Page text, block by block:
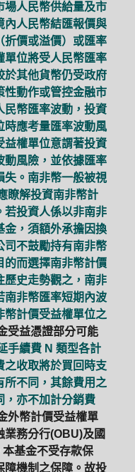
場人民幣供給量及市
內人民幣結匯報價與
折價或溢價）或匯率
單位將受人民幣匯率
於其他貨幣仍受政府
性動作或管控金融市
民幣匯率波動，投資
時應考量匯率波動風
益權單位意謂著投資
動風險，並依據匯率
失。南非幣一般被視
瞭解投資南非幣計
若投資人係以非南非
金，須額外承擔因換
司不鼓勵持有南非幣
的而選擇南非幣計價
歷史走勢觀之，南非
南非幣匯率短期內波
幣計價受益權單位之
受益憑證部分可能
手續費 N 類型各計
之收取將於買回時支
所不同，其餘費用之
，亦不加計分銷費
外幣計價受益權單
業務分行(OBU)及國
基金不受存款保
障機制之保障。故投